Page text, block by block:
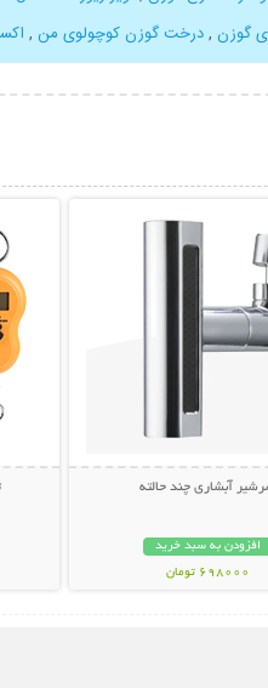
گوزن ,درخت گوزن کوچولوی من ,
آبشاری چند حالته
افزودن به سبد خرید
698000 تومان